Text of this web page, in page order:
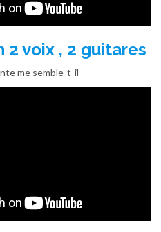
2 voix , 2 guitares
me semble-t-il